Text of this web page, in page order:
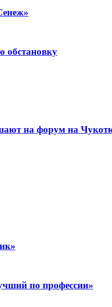
обстановку
на форум на
по профессии»